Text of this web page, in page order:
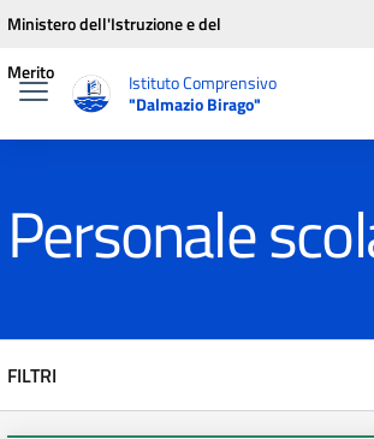
Vai ai contenuti
Vai al menu di navigazione
Vai al footer
Ministero dell'Istruzione e del
Merito
Istituto Comprensivo
"Dalmazio Birago"
Personale
FILTRI